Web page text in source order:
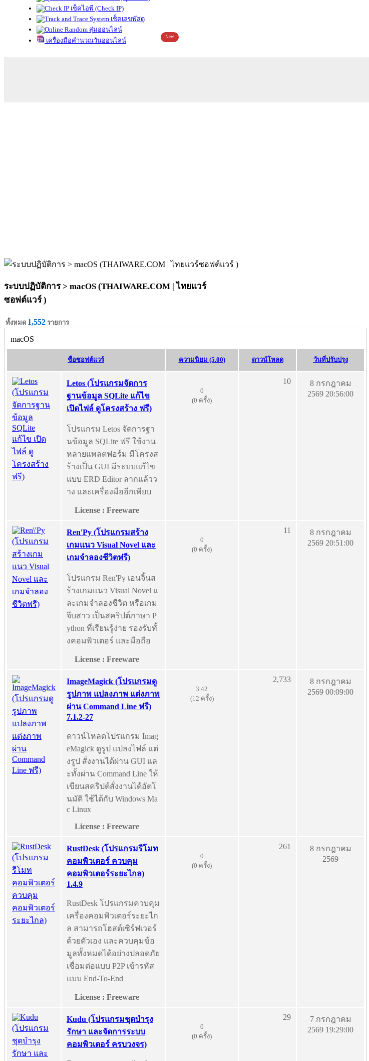
เช็คไอพี (Check IP)
เช็คเลขพัสดุ
สุ่มออนไลน์
เครื่องมือคำนวณวันออนไลน์
New
ระบบปฏิบัติการ > macOS (THAIWARE.COM | ไทยแวร์
ซอฟต์แวร์ )
ทั้งหมด 1,552 รายการ
macOS
ชื่อซอฟต์แวร์ ความนิยม (5.00) ดาวน์โหลด วันที่ปรับปรุง
Letos (โปรแกรมจัดการ
ฐานข้อมูล SQLite แก้ไข
เปิดไฟล์ ดูโครงสร้าง ฟรี)
โปรแกรม Letos จัดการฐา
นข้อมูล SQLite ฟรี ใช้งาน
หลายแพลตฟอร์ม มีโครงส
ร้างเป็น GUI มีระบบแก้ไข
แบบ ERD Editor ลากแล้วว
าง และเครื่องมืออีกเพียบ
License : Freeware
0
(0 ครั้ง)
10
8 กรกฎาคม
2569 20:56:00
Ren'Py (โปรแกรมสร้าง
เกมแนว Visual Novel และ
เกมจำลองชีวิตฟรี)
โปรแกรม Ren'Py เอนจิ้นส
ร้างเกมแนว Visual Novel แ
ละเกมจำลองชีวิต หรือเกม
จีบสาว เป็นสคริปต์ภาษา P
ython ที่เรียนรู้ง่าย รองรับทั้
งคอมพิวเตอร์ และมือถือ
License : Freeware
0
(0 ครั้ง)
11
8 กรกฎาคม
2569 20:51:00
ImageMagick (โปรแกรมดู
รูปภาพ แปลงภาพ แต่งภาพ
ผ่าน Command Line ฟรี)
7.1.2-27
ดาวน์โหลดโปรแกรม Imag
eMagick ดูรูป แปลงไฟล์ แต่
งรูป สั่งงานได้ผ่าน GUI แล
ะทั้งผ่าน Command Line ให้
เขียนสคริปต์สั่งงานได้อัตโ
นมัติ ใช้ได้กับ Windows Ma
c Linux
License : Freeware
3.42
(12 ครั้ง)
2,733
8 กรกฎาคม
2569 00:09:00
RustDesk (โปรแกรมรีโมท
คอมพิวเตอร์ ควบคุม
คอมพิวเตอร์ระยะไกล)
1.4.9
RustDesk โปรแกรมควบคุม
เครื่องคอมพิวเตอร์ระยะไก
ล สามารถโฮสต์เซิร์ฟเวอร์
ด้วยตัวเอง และควบคุมข้อ
มูลทั้งหมดได้อย่างปลอดภัย
เชื่อมต่อแบบ P2P เข้ารหัส
แบบ End-To-End
License : Freeware
0
(0 ครั้ง)
261
8 กรกฎาคม
2569
Kudu (โปรแกรมชุดบำรุง
รักษา และจัดการระบบ
คอมพิวเตอร์ ครบวงจร)
0
(0 ครั้ง)
29
7 กรกฎาคม
2569 19:29:00